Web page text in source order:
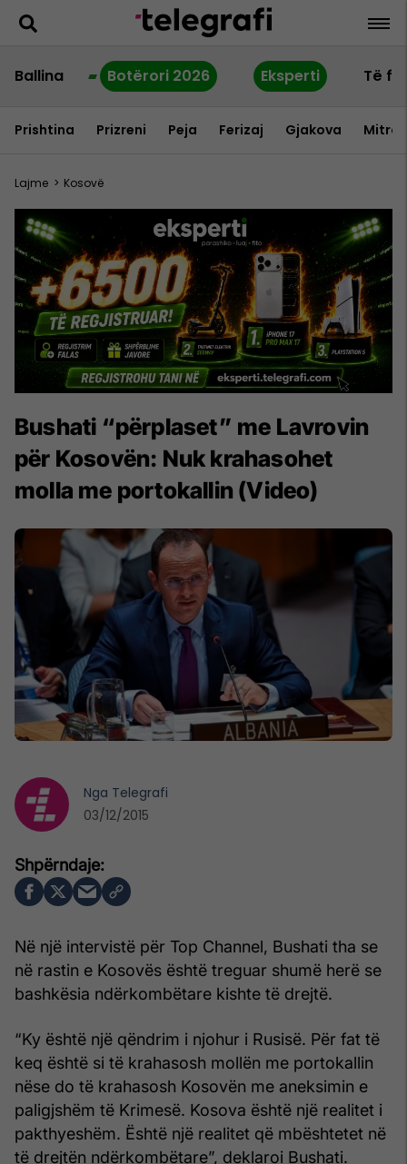
Ballina Botërori 2026 Eksperti Të
Prishtina Prizreni Peja Ferizaj Gjakova
Lajme > Kosovë
Bushati “përplaset” me Lavrovin
për Kosovën: Nuk krahasohet
molla me portokallin (Video)
Në një intervistë për Top Channel, Bushati tha se
në rastin e Kosovës është treguar shumë herë se
bashkësia ndërkombëtare kishte të drejtë.
“Ky është një qëndrim i njohur i Rusisë. Për fat të
keq është si të krahasosh mollën me portokallin
nëse do të krahasosh Kosovën me aneksimin e
paligjshëm të Krimesë. Kosova është një realitet i
pakthyeshëm. Është një realitet që mbështetet në
të drejtën ndërkombëtare”, deklaroi Bushati.
Nga Telegrafi
03/12/2015